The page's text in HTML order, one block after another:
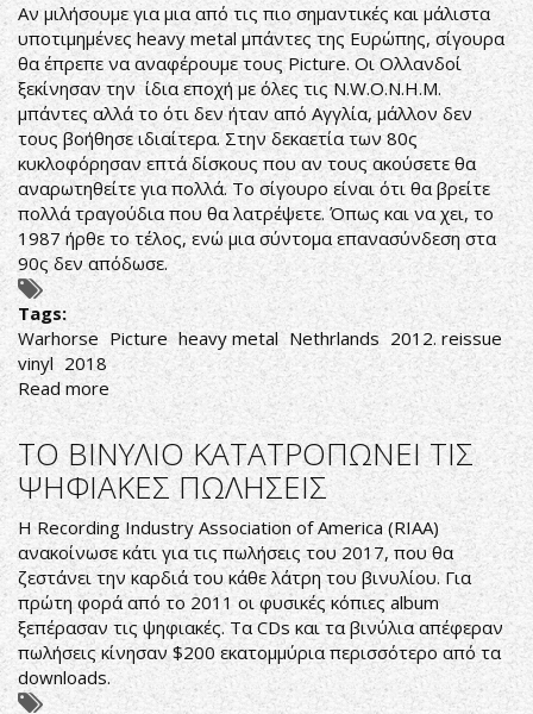
Αν μιλήσουμε για μια από τις πιο σημαντικές και μάλιστα
υποτιμημένες heavy metal μπάντες της Ευρώπης, σίγουρα
θα έπρεπε να αναφέρουμε τους Picture. Οι Ολλανδοί
ξεκίνησαν την ίδια εποχή με όλες τις N.W.O.N.H.M.
μπάντες αλλά το ότι δεν ήταν από Αγγλία, μάλλον δεν
τους βοήθησε ιδιαίτερα. Στην δεκαετία των 80ς
κυκλοφόρησαν επτά δίσκους που αν τους ακούσετε θα
αναρωτηθείτε για πολλά. Το σίγουρο είναι ότι θα βρείτε
πολλά τραγούδια που θα λατρέψετε. Όπως και να χει, το
1987 ήρθε το τέλος, ενώ μια σύντομα επανασύνδεση στα
90ς δεν απόδωσε.
Tags:
Warhorse Picture heavy metal Nethrlands 2012. reissue
vinyl 2018
Read moreabout
ΕΠΑΝΑΚΥΚΛΟΦΟΡΙΑ
ΒΙΝΥΛΙΟΥ
ΤΟΥ
ΤΕΛΕΥΤΑΙΟΥ
ΔΙΣΚΟΥ
ΤΩΝ
PICTURE
ΤΟ ΒΙΝΥΛΙΟ ΚΑΤΑΤΡΟΠΩΝΕΙ ΤΙΣ
ΨΗΦΙΑΚΕΣ ΠΩΛΗΣΕΙΣ
Η Recording Industry Association of America (RIAA)
ανακοίνωσε κάτι για τις πωλήσεις του 2017, που θα
ζεστάνει την καρδιά του κάθε λάτρη του βινυλίου. Για
πρώτη φορά από το 2011 οι φυσικές κόπιες album
ξεπέρασαν τις ψηφιακές. Τα CDs και τα βινύλια απέφεραν
πωλήσεις κίνησαν $200 εκατομμύρια περισσότερο από τα
downloads.